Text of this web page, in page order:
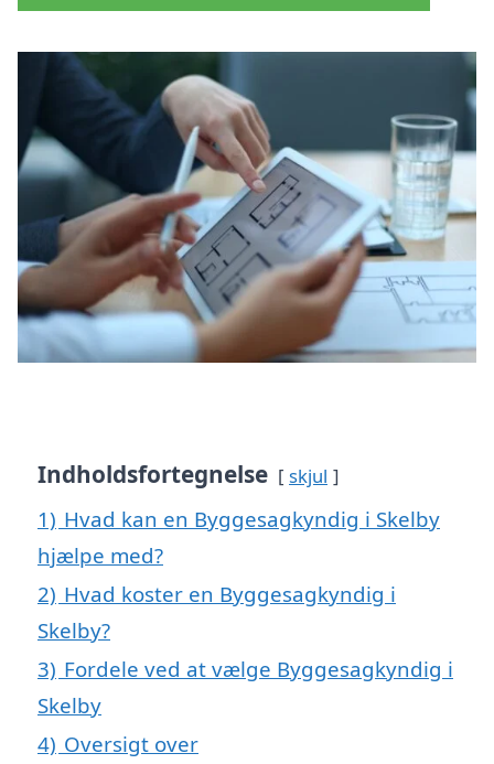
Indholdsfortegnelse skjul
1) Hvad kan en Byggesagkyndig i Skelby
hjælpe med?
2) Hvad koster en Byggesagkyndig i
Skelby?
3) Fordele ved at vælge Byggesagkyndig i
Skelby
4) Oversigt over